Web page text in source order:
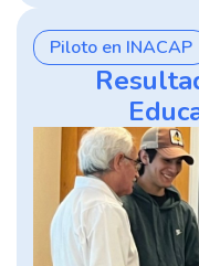
Piloto en INACAP